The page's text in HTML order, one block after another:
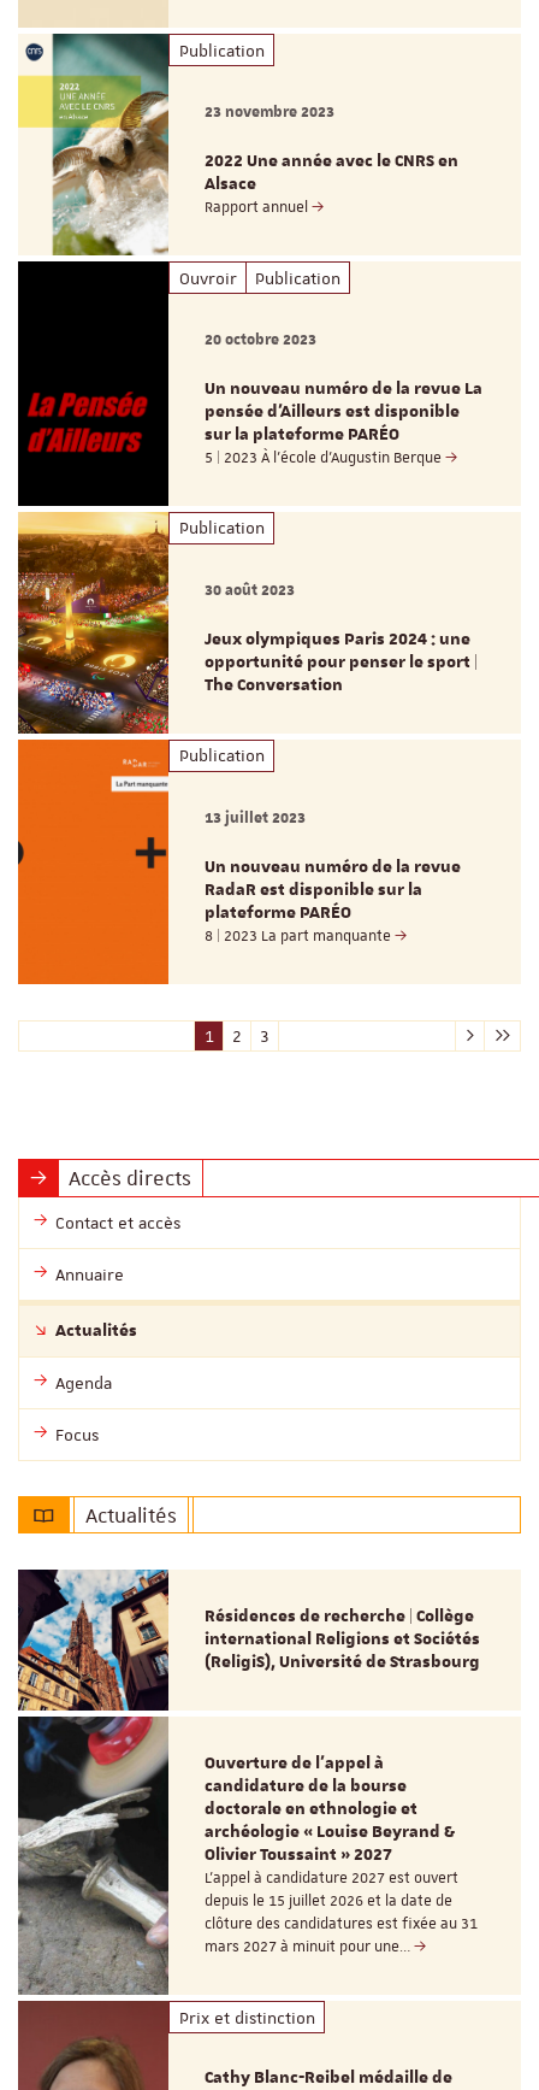
Publication
23 novembre 2023
2022 Une année avec le CNRS en
Alsace
Rapport annuel
Ouvroir Publication
20 octobre 2023
Un nouveau numéro de la revue La
pensée d’Ailleurs est disponible
sur la plateforme PARÉO
5 | 2023 À l’école d’Augustin Berque
Publication
30 août 2023
Jeux olympiques Paris 2024 : une
opportunité pour penser le sport |
The Conversation
Publication
13 juillet 2023
Un nouveau numéro de la revue
RadaR est disponible sur la
plateforme PARÉO
8 | 2023 La part manquante
1 2 3
Accès directs
Contact et accès
Annuaire
Actualités
Agenda
Focus
Actualités
Résidences de recherche | Collège
international Religions et Sociétés
(ReligiS), Université de Strasbourg
Ouverture de l'appel à
candidature de la bourse
doctorale en ethnologie et
archéologie « Louise Beyrand &
Olivier Toussaint » 2027
L’appel à candidature 2027 est ouvert
depuis le 15 juillet 2026 et la date de
clôture des candidatures est fixée au 31
mars 2027 à minuit pour une…
Prix et distinction
Cathy Blanc-Reibel médaille de